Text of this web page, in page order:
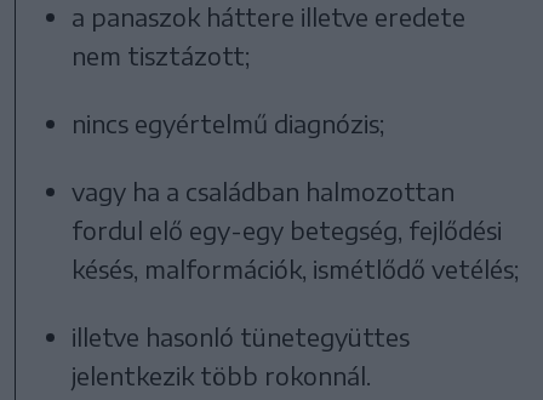
a panaszok háttere illetve eredete
nem tisztázott;
nincs egyértelmű diagnózis;
vagy ha a családban halmozottan
fordul elő egy-egy betegség, fejlődési
késés, malformációk, ismétlődő vetélés;
illetve hasonló tünetegyüttes
jelentkezik több rokonnál.